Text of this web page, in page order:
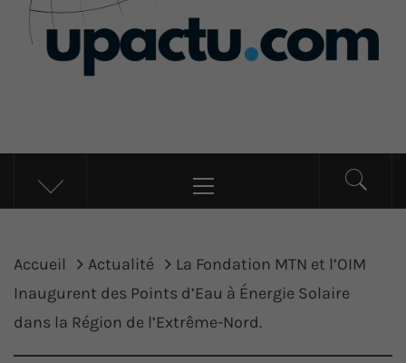
UP ACTU
L’actualité d’ici et d’ailleurs
principal
Accueil Actualité
La Fondation MTN et l’OIM
Inaugurent des Points d’Eau à Énergie Solaire
dans la Région de l’Extrême-Nord.